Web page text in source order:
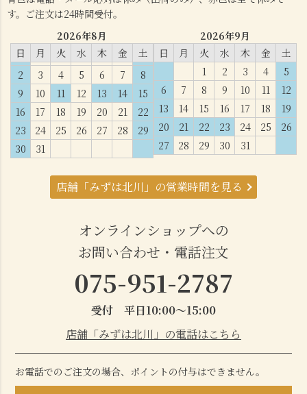
す。ご注文は24時間受付。
2026年8月
日
月 火 水 木 金
土
2
3 4 5 6 7
8
9
10 11 12 13 14
15
16
17 18 19 20 21
22
23
24 25 26 27 28
29
30
31
2026年9月
日
月 火 水 木 金
土
1
2 3 4
5
6
7 8 9 10 11
12
13
14 15 16 17 18
19
20
21 22 23 24 25
26
27
28 29 30 31
店舗「みずは北川」の営業時間を見る
オンラインショップへの
お問い合わせ・電話注文
075-951-2787
受付 平日10:00～15:00
店舗「みずは北川」の電話はこちら
お電話でのご注文の場合、ポイントの付与はできません。